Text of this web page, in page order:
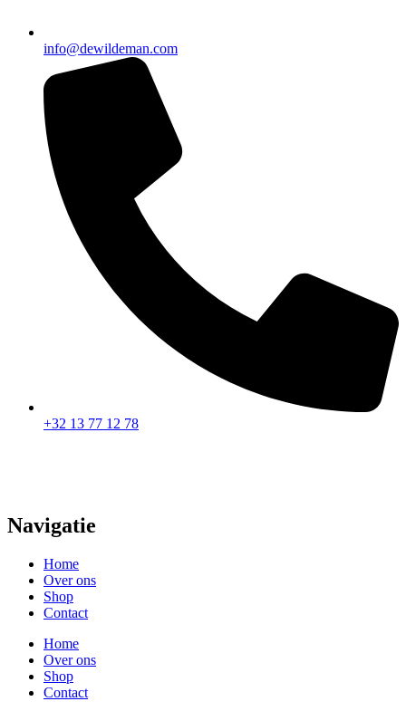
info@dewildeman.com
+32 13 77 12 78
Navigatie
Home
Over ons
Shop
Contact
Home
Over ons
Shop
Contact